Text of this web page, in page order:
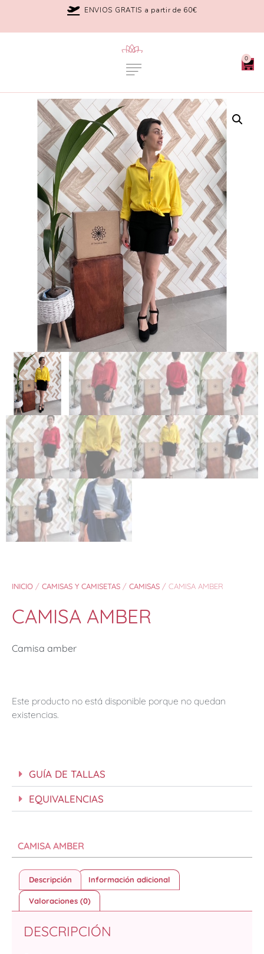
ENVIOS GRATIS a partir de 60€
0
INICIO / CAMISAS Y CAMISETAS / CAMISAS / CAMISA AMBER
CAMISA AMBER
Camisa amber
Este producto no está disponible porque no quedan
existencias.
GUÍA DE TALLAS
EQUIVALENCIAS
CAMISA AMBER
Descripción Información adicional
Valoraciones (0)
DESCRIPCIÓN